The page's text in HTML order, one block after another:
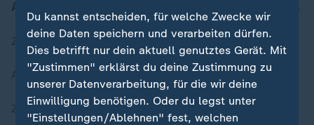
Zuletzt veröffentlicht
Aktuelle Sendungs-Videos
ZDFheute Stories
Du kannst entscheiden, für welche Zwecke wir
deine Daten speichern und verarbeiten dürfen.
Dies betrifft nur dein aktuell genutztes Gerät. Mit
"Zustimmen" erklärst du deine Zustimmung zu
unserer Datenverarbeitung, für die wir deine
Einwilligung benötigen. Oder du legst unter
"Einstellungen/Ablehnen" fest, welchen